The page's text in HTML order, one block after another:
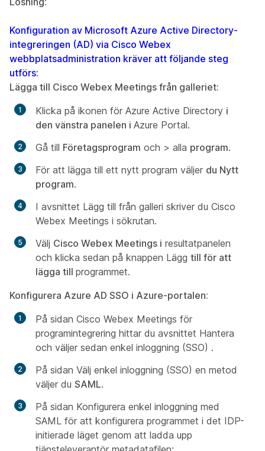
Konfiguration av Microsoft Azure Active Directory-
integreringen (AD) via Cisco Webex
webbplatsadministration kräver att följande steg
utförs:
Lägga till Cisco Webex Meetings från galleriet:
Klicka på ikonen för Azure Active Directory i
den vänstra panelen i Azure Portal.
Gå till Företagsprogram och > alla program.
För att lägga till ett nytt program väljer du Nytt
program.
I avsnittet Lägg till från galleri skriver du Cisco
Webex Meetings i sökrutan.
Välj Cisco Webex Meetings i resultatpanelen
och klicka sedan på knappen Lägg till för att
lägga till programmet.
Konfigurera Azure AD SSO i Azure-portalen:
På sidan Cisco Webex Meetings för
programintegrering hittar du avsnittet Hantera
och väljer sedan enkel inloggning (SSO) .
På sidan Välj enkel inloggning (SSO) en metod
väljer du SAML.
På sidan Konfigurera enkel inloggning med
SAML för att konfigurera programmet i det IDP-
initierade läget genom att ladda upp